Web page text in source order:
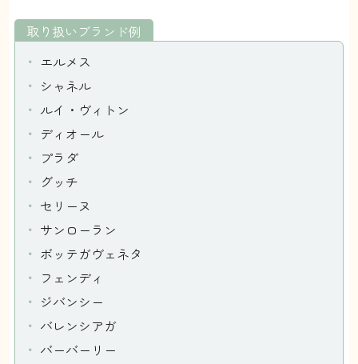
取り扱いブランド例
エルメス
シャネル
ルイ・ヴィトン
ディオール
プラダ
グッチ
セリーヌ
サンローラン
ボッテガヴェネタ
フェンディ
ジバンシー
バレンシアガ
バーバーリー